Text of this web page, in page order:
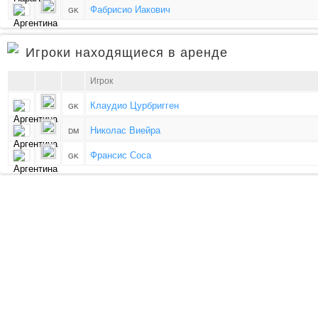
GK Фабрисио Иакович
Игроки находящиеся в аренде
Игрок
GK Клаудио Цурбригген
DM Николас Виейра
GK Франсис Соса